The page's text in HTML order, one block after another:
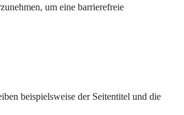
um eine barrierefreie
beispielsweise der Seitentitel und die